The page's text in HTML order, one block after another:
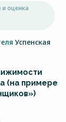
оценка
Успенская
(на примере